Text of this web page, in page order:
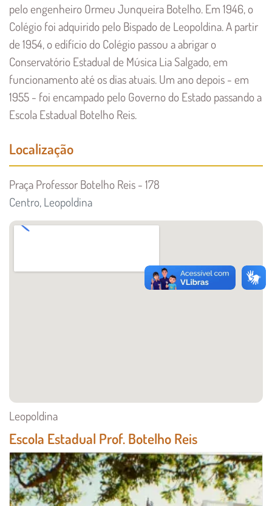
pelo engenheiro Ormeu Junqueira Botelho. Em 1946, o
Colégio foi adquirido pelo Bispado de Leopoldina. A partir
de 1954, o edifício do Colégio passou a abrigar o
Conservatório Estadual de Música Lia Salgado, em
funcionamento até os dias atuais. Um ano depois - em
1955 - foi encampado pelo Governo do Estado passando a
Escola Estadual Botelho Reis.
Localização
Praça Professor Botelho Reis - 178
Centro, Leopoldina
Leopoldina
Escola Estadual Prof. Botelho Reis